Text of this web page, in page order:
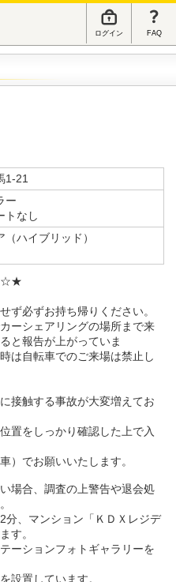
ログイン FAQ
1-21
ー
トなし
ハイブリッド）
ず必ずお持ち帰りください。
ーシェアリングの場所まで来
と報告が上がっていま
自転車でのご来場は禁止し
接触する事故が大変増えてお
置をしっかり確認した上で入
）でお願いいたします。
場合、調査の上警告や退会処
分、マンション「ＫＤＸレジデ
す。
ーションフォトギャラリーを
設置しています。